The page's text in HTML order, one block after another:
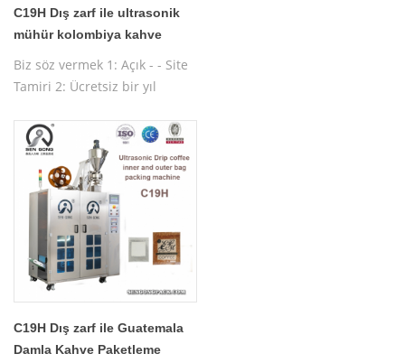
C19H Dış zarf ile ultrasonik
mühür kolombiya kahve
Biz söz vermek 1: Açık - - Site
Tamiri 2: Ücretsiz bir yıl
Makinası 4: Ücretsiz işletim
makinesi eğitimi
C19H Dış zarf ile Guatemala
Damla Kahve Paketleme